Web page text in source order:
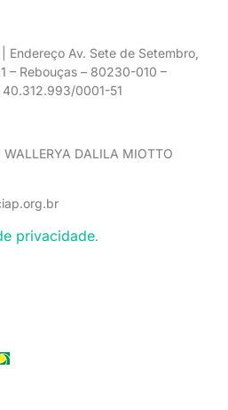
Av. Sete de Setembro,
– Rebouças – 80230-010 –
0001-51
DALILA MIOTTO
privacidade.